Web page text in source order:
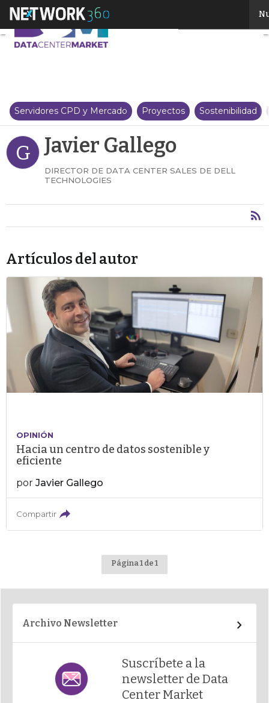
Javier Gallego
Servidores CPD y Mercado Proyectos Sostenibilidad
G Javier Gallego
DIRECTOR DE DATA CENTER SALES DE DELL
TECHNOLOGIES
Artículos del autor
OPINIÓN
Hacia un centro de datos sostenible y
eficiente
porJavier Gallego
Compartir
Página 1 de 1
Archivo Newsletter
Suscríbete a la
newsletter de Data
Center Market